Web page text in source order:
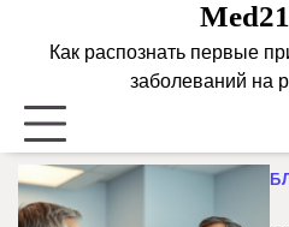
Как распознать первые
заболеваний на